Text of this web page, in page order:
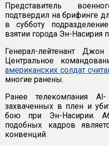
Представитель
подтвердил на брифинге
в субботу
взятии города Эн-Насирия
Генерал-лейтенант
Центральное
американских солдат
многие ранены.
Ранее телекомпания
захваченных в плен и
бою при Эн-Насирии.
подобных кадров
конвенций.